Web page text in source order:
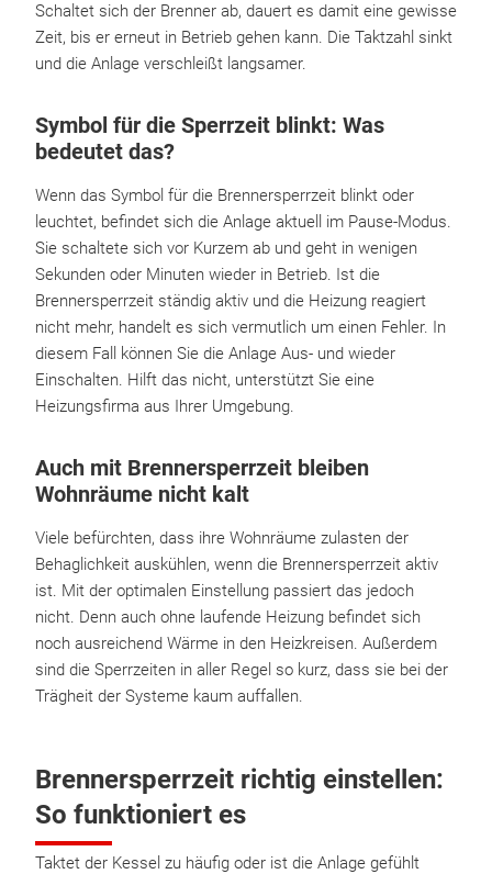
Schaltet sich der Brenner ab, dauert es damit eine gewisse
Zeit, bis er erneut in Betrieb gehen kann. Die Taktzahl sinkt
und die Anlage verschleißt langsamer.
Symbol für die Sperrzeit blinkt: Was
bedeutet das?
Wenn das Symbol für die Brennersperrzeit blinkt oder
leuchtet, befindet sich die Anlage aktuell im Pause-Modus.
Sie schaltete sich vor Kurzem ab und geht in wenigen
Sekunden oder Minuten wieder in Betrieb. Ist die
Brennersperrzeit ständig aktiv und die Heizung reagiert
nicht mehr, handelt es sich vermutlich um einen Fehler. In
diesem Fall können Sie die Anlage Aus- und wieder
Einschalten. Hilft das nicht, unterstützt Sie eine
Heizungsfirma aus Ihrer Umgebung.
Auch mit Brennersperrzeit bleiben
Wohnräume nicht kalt
Viele befürchten, dass ihre Wohnräume zulasten der
Behaglichkeit auskühlen, wenn die Brennersperrzeit aktiv
ist. Mit der optimalen Einstellung passiert das jedoch
nicht. Denn auch ohne laufende Heizung befindet sich
noch ausreichend Wärme in den Heizkreisen. Außerdem
sind die Sperrzeiten in aller Regel so kurz, dass sie bei der
Trägheit der Systeme kaum auffallen.
Brennersperrzeit richtig einstellen:
So funktioniert es
Taktet der Kessel zu häufig oder ist die Anlage gefühlt